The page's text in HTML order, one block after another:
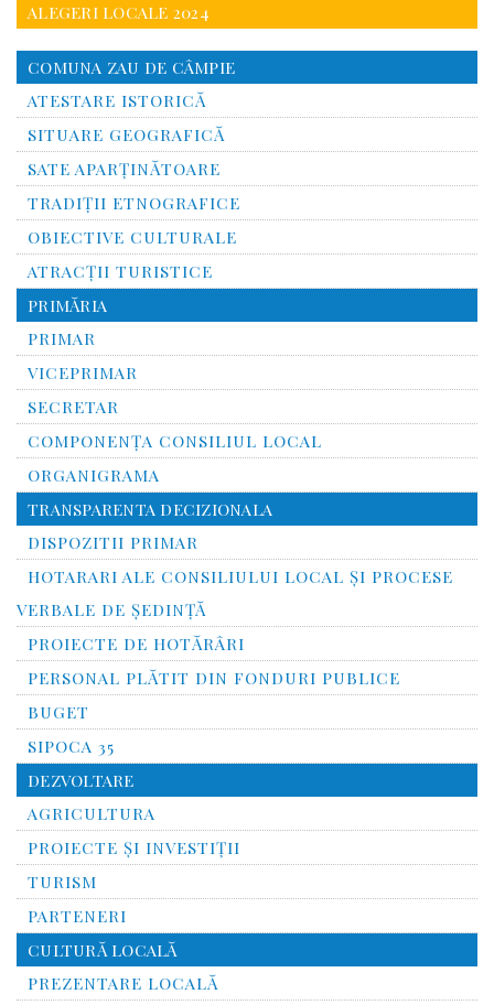
ALEGERI LOCALE 2024
COMUNA ZAU DE CÂMPIE
ATESTARE ISTORICĂ
SITUARE GEOGRAFICĂ
SATE APARȚINĂTOARE
TRADIȚII ETNOGRAFICE
OBIECTIVE CULTURALE
ATRACȚII TURISTICE
PRIMĂRIA
PRIMAR
VICEPRIMAR
SECRETAR
COMPONENȚA CONSILIUL LOCAL
ORGANIGRAMA
TRANSPARENTA DECIZIONALA
DISPOZITII PRIMAR
HOTARARI ALE CONSILIULUI LOCAL ȘI PROCESE
VERBALE DE ȘEDINȚĂ
PROIECTE DE HOTĂRÂRI
PERSONAL PLĂTIT DIN FONDURI PUBLICE
BUGET
SIPOCA 35
DEZVOLTARE
AGRICULTURA
PROIECTE ȘI INVESTIȚII
TURISM
PARTENERI
CULTURĂ LOCALĂ
PREZENTARE LOCALĂ